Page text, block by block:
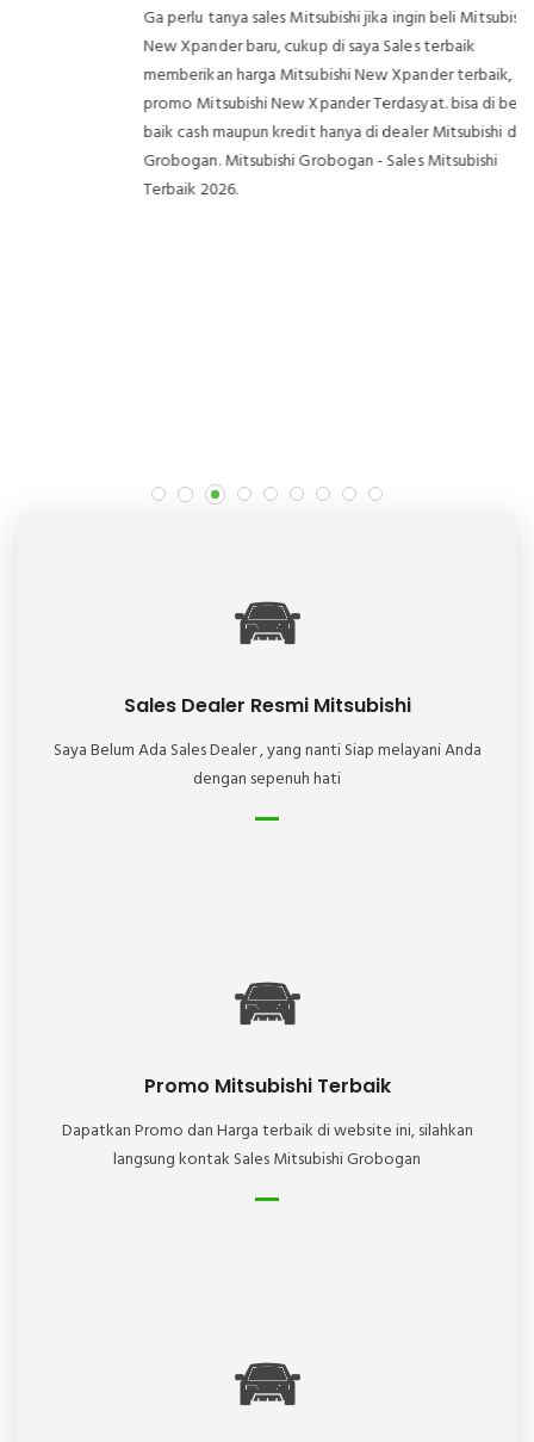
Ga perlu tanya sales Mitsubishi jika ingin beli Mitsubishi
New Xpander baru, cukup di saya Sales terbaik
memberikan harga Mitsubishi New Xpander terbaik, &
promo Mitsubishi New Xpander Terdasyat. bisa di beli
baik cash maupun kredit hanya di dealer Mitsubishi di
Grobogan. Mitsubishi Grobogan - Sales Mitsubishi
Terbaik 2026.
Sales Dealer Resmi Mitsubishi
Saya Belum Ada Sales Dealer , yang nanti Siap melayani Anda
dengan sepenuh hati
Promo Mitsubishi Terbaik
Dapatkan Promo dan Harga terbaik di website ini, silahkan
langsung kontak Sales Mitsubishi Grobogan